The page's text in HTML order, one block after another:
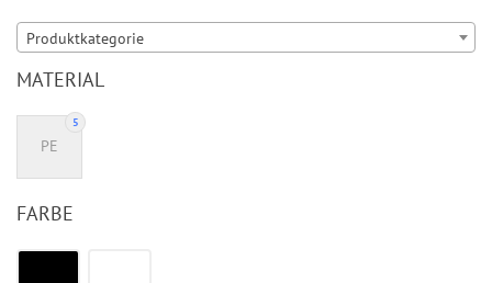
Produktkategorie
MATERIAL
5
PE
FARBE